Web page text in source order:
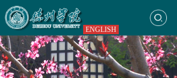
ENGLISH